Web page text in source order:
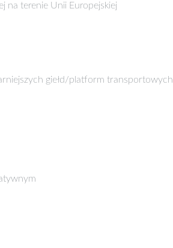
na terenie Unii Europejskiej
giełd/platform transportowych